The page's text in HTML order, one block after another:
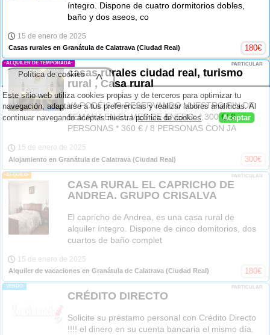
íntegro. Dispone de cuatro dormitorios dobles,
baño y dos aseos, co
15 de enero de 2025
Casas rurales en Granátula de Calatrava(Ciudad Real) 180€
-ALQUILER DE TEMPORADA- PARTICULAR
casas rurales ciudad real, turismo
rural , Casa rural
YA PODÉIS IR RESERVANDO VUESTRO FIN DE
SEMANA EN EL MES DE ENERO: * 300 €/ 8
PERSONAS * 360 € / 8 PERSONAS CON JA
15 de enero de 2025
Alojamiento en Granátula de Calatrava (Ciudad Real) 300€
-ALQUILO- PARTICULAR
CASA RURAL EL CAPRICHO DE
ANDREA. GRUPO CRISALVA
El capricho de Andrea, es una casa rural de
alquiler íntegro. Dispone de cinco domitorios, dos
cuartos de baño complet
15 de enero de 2025
Alquiler de vacaciones en Granátula de Calatrava (Ciudad Real) 180€
-VENDO- PARTICULAR
CRÉDITO DIRECTO
Solicite su préstamo personal con Crédito Directo
!!!! el dinero en su cuenta bancaria el mismo día.
Este sitio web utiliza cookies propias y de terceros para optimizar tu
navegación, adaptarse a tus preferencias y realizar labores analíticas. Al
continuar navegando aceptas nuestrapolítica de cookies. Aceptar
Política de cookies ^